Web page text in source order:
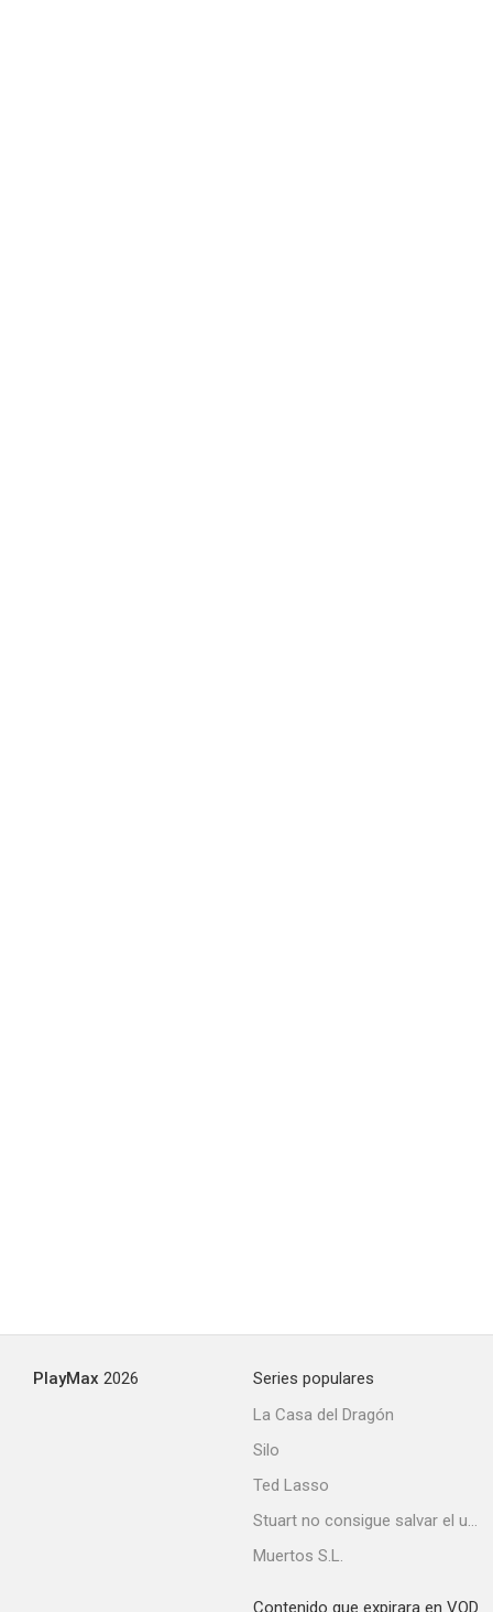
PlayMax 2026
Series populares
La Casa del Dragón
Silo
Ted Lasso
Stuart no consigue salvar el universo
Muertos S.L.
Contenido que expirara en VOD